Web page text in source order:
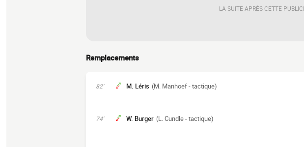
LA SUITE APRÈS CETTE
Remplacements
82' M. Léris (M. Manhoef - tactique)
74' W. Burger (L. Cundle - tactique)